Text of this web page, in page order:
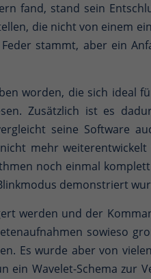
fand, stand sein
die nicht von einem
stammt, aber ein
worden, die sich ideal
Zusätzlich ist es
seine Software
mehr
noch einmal
demonstriert
werden und der
sowieso
Es wurde aber von
Wavelet-Schema zur